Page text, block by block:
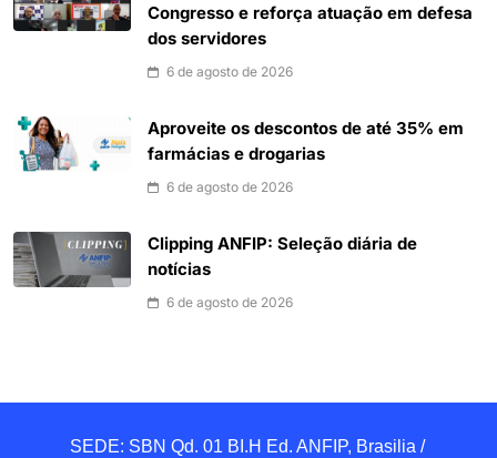
Congresso e reforça atuação em defesa
dos servidores
6 de agosto de 2026
Aproveite os descontos de até 35% em
farmácias e drogarias
6 de agosto de 2026
Clipping ANFIP: Seleção diária de
notícias
6 de agosto de 2026
SEDE: SBN Qd. 01 BI.H Ed. ANFIP, Brasilia /